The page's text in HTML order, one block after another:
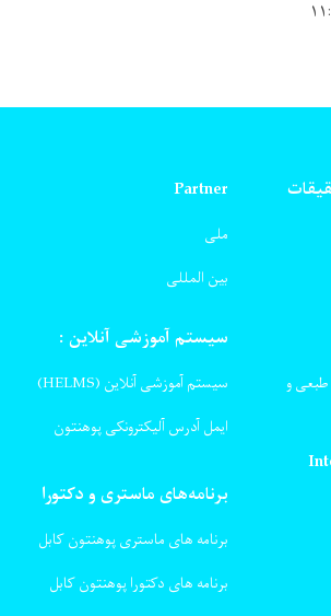
Partner
ملی
بین المللی
و
سیستم آموزشی آنلاین :
سیستم آموزشی آنلاین (HELMS)
ایمل آدرس آلیکترونکی پوهنتون
برنامه‌های ماستری و دکتورا
برنامه های ماستری پوهنتون کابل
برنامه های دکتورا پوهنتون کابل